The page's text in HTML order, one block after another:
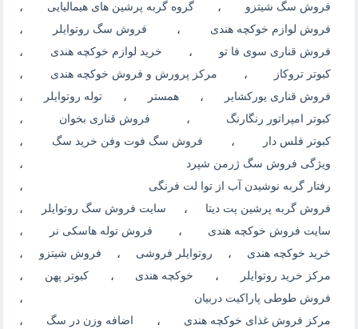
فروش سگ شیتزو ، گروه گربه پرشین های هیمالیایی ،
فروش لوازم خوکچه هندی ، فروش سگ روتوایلر ،
فروش قناری سوی فا تو ، خرید لوازم خوکچه هندی ،
کبوتر تروکاز ، مرکز پرورش و فروش خوکچه هندی ،
فروش قناری یورکشایر ، همستر ، توله روتوایلر ،
کبوتر امپراتور رنگارنگ ، فروش قناری بخوان ،
کبوتر فلس دار ، فروش سگ فوت وفن خرید سگ ،
ویژگی فروش سگ ژرمن شپرد ،
رفتار گربه نوشیدن آب از توا لت فرنگی ،
فروش گربه پرشین پت دیتا ، سایت فروش سگ روتوایلر ،
سایت فروش خوکچه هندی ، فروش توله هاسکی نر ،
خرید خوکچه هندی ، روتوایلر فروشی ، فروش شیتزو ،
مرکز خرید روتوایلر ، خوکچه هندی ، کبوتر پهن ،
فروش طوطی پاراکیت دربیان ،
مرکز فروش غذای خوکچه هندی ، اضافه وزن در سگ ،